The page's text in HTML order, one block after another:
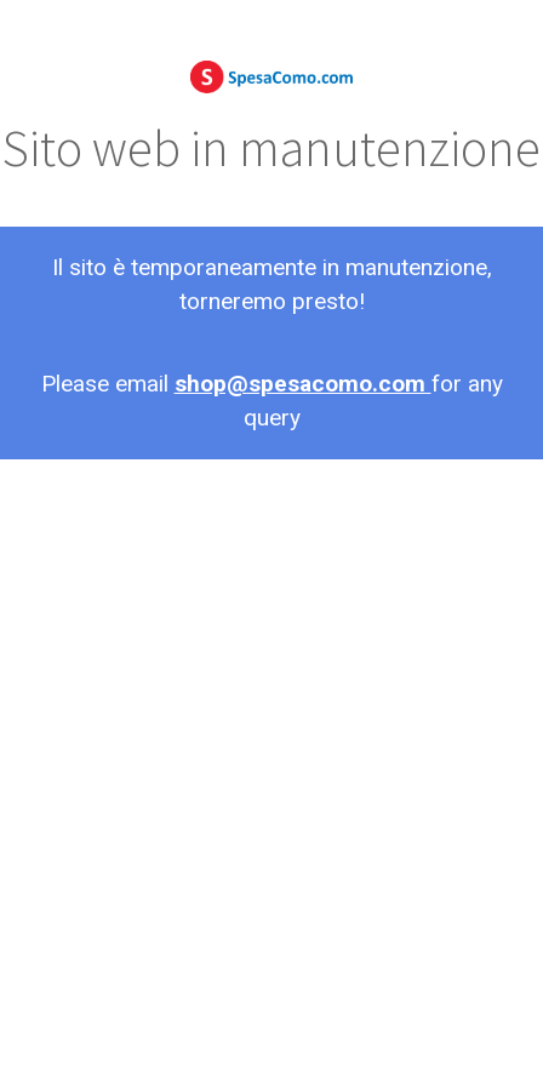
Sito web in manutenzione
Il sito è temporaneamente in manutenzione,
torneremo presto!
Please email shop@spesacomo.com for any
query